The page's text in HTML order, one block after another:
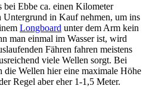
bei Ebbe ca. einen Kilometer
Untergrund in Kauf nehmen, um ins
Longboard unter dem Arm kein
man einmal im Wasser ist, wird
Fähren fahren meistens
viele Wellen sorgt. Bei
die Wellen hier eine maximale Höhe
Regel aber eher 1-1,5 Meter.